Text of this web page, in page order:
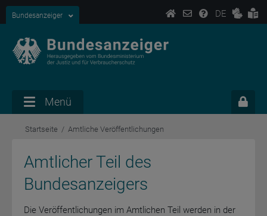
Bundesanzeiger DE
Menü
Startseite Amtliche Veröffentlichungen
Amtlicher Teil des
Bundesanzeigers
Die Veröffentlichungen im Amtlichen Teil werden in der